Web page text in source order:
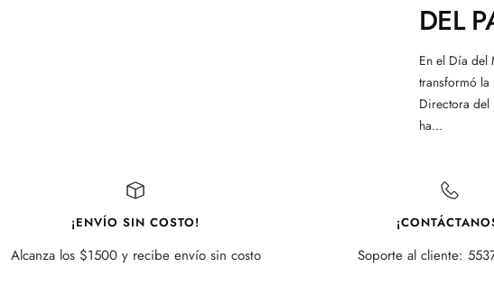
DEL
En el Día del
transformó
Directora del
ha...
¡ENVÍO SIN COSTO!
Alcanza los $1500 y recibe envío sin costo Soporte al cliente: